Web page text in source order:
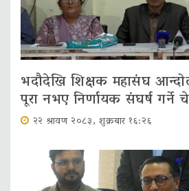
भदौदेखि शिक्षक महासंघ
पूरा नभए निर्णायक संघर्ष गर्ने
२२ श्रावण २०८३, शुक्रबार १६:२६